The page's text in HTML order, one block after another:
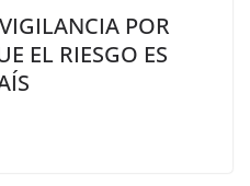
POR
EL RIESGO ES